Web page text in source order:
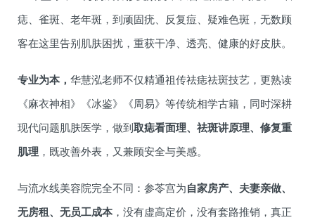
痣、雀斑、老年斑，到顽固疣、反复痘、疑难色斑，无数顾
客在这里告别肌肤困扰，重获干净、透亮、健康的好皮肤。
专业为本， 华慧泓老师不仅精通祖传祛痣祛斑技艺，更熟读
《麻衣神相》《冰鉴》《周易》等传统相学古籍，同时深耕
现代问题肌肤医学，做到取痣看面理、祛斑讲原理、修复重
肌理 ，既改善外表，又兼顾安全与美感。
与流水线美容院完全不同：参苓宫为自家房产、夫妻亲做、
无房租、无员工成本，没有虚高定价，没有套路推销，真正